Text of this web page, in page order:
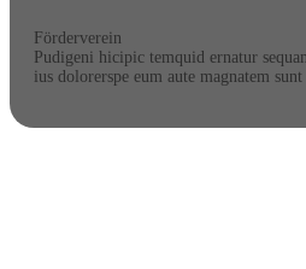
Förderverein
Pudigeni hicipic temquid ernatur
ius dolorerspe eum aute magnatem sunt